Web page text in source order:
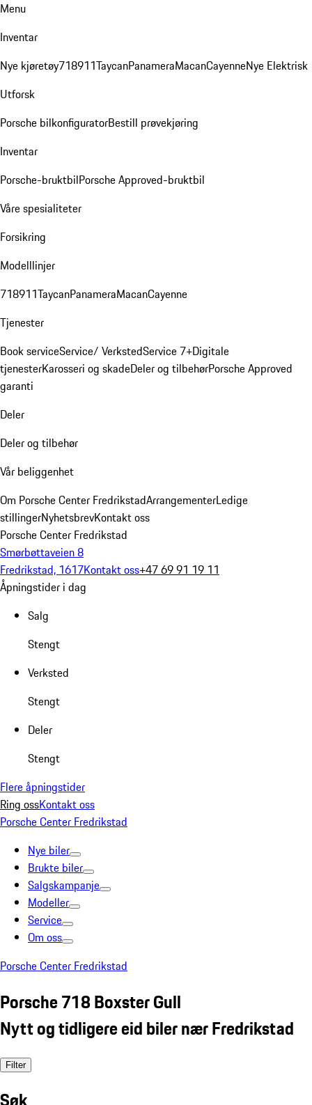
Menu
Inventar
Nye kjøretøy718911TaycanPanameraMacanCayenneNye Elektrisk
Utforsk
Porsche bilkonfiguratorBestill prøvekjøring
Inventar
Porsche-bruktbilPorsche Approved-bruktbil
Våre spesialiteter
Forsikring
Modelllinjer
718911TaycanPanameraMacanCayenne
Tjenester
Book serviceService/ VerkstedService 7+Digitale
tjenesterKarosseri og skadeDeler og tilbehørPorsche Approved
garanti
Deler
Deler og tilbehør
Vår beliggenhet
Om Porsche Center FredrikstadArrangementerLedige
stillingerNyhetsbrevKontakt oss
Porsche Center Fredrikstad
Smørbøttaveien 8
Fredrikstad, 1617Kontakt oss+47 69 91 19 11
Åpningstider i dag
Salg
Stengt
Verksted
Stengt
Deler
Stengt
Flere åpningstider
Ring ossKontakt oss
Porsche Center Fredrikstad
Nye biler
Brukte biler
Salgskampanje
Modeller
Service
Om oss
Porsche Center Fredrikstad
Porsche 718 Boxster Gull
Nytt og tidligere eid biler nær Fredrikstad
Filter